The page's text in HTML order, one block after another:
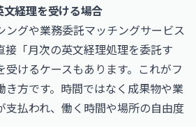
経理を受ける場合
ングや業務委託マッチングサービス
接「月次の英文経理処理を委託す
受けるケースもあります。これがフ
き方です。時間ではなく成果物や業
支払われ、働く時間や場所の自由度